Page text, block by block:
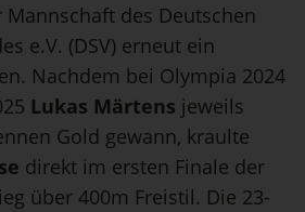
Mannschaft des Deutschen
e.V. (DSV) erneut ein
Nachdem bei Olympia 2024
Lukas Märtens jeweils
Gold gewann, kraulte
direkt im ersten Finale der
über 400m Freistil. Die 23-